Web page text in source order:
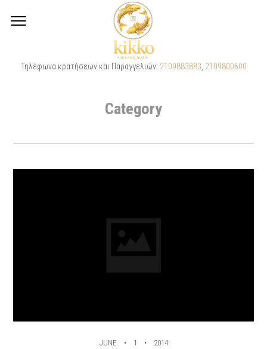
Τηλέφωνα κρατήσεων και Παραγγελιών: 2109883883 2109800600
PRESS
Category
JUNE 1 2014